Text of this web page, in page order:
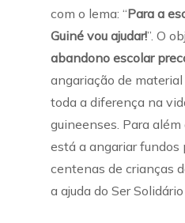
com o lema: “Para a
Guiné vou ajudar!”. O
abandono escolar
angariação de
toda a diferença na
guineenses. Para
está a angariar fundos
centenas de crianças
a ajuda do Ser